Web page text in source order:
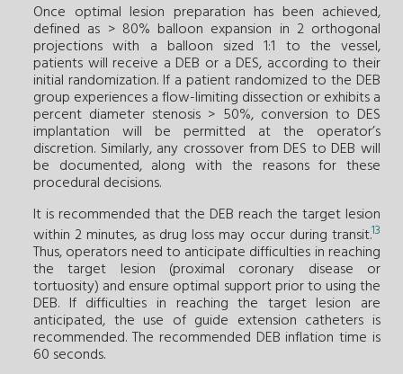
Once optimal lesion preparation has been achieved,
defined as > 80% balloon expansion in 2 orthogonal
projections with a balloon sized 1:1 to the vessel,
patients will receive a DEB or a DES, according to their
initial randomization. If a patient randomized to the DEB
group experiences a flow-limiting dissection or exhibits a
percent diameter stenosis > 50%, conversion to DES
implantation will be permitted at the operator’s
discretion. Similarly, any crossover from DES to DEB will
be documented, along with the reasons for these
procedural decisions.
It is recommended that the DEB reach the target lesion
within 2 minutes, as drug loss may occur during transit.13
Thus, operators need to anticipate difficulties in reaching
the target lesion (proximal coronary disease or
tortuosity) and ensure optimal support prior to using the
DEB. If difficulties in reaching the target lesion are
anticipated, the use of guide extension catheters is
recommended. The recommended DEB inflation time is
60 seconds.